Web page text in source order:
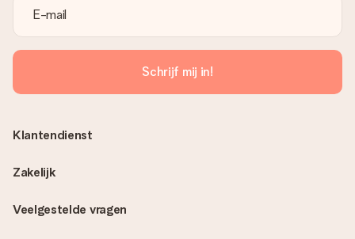
Schrijf mij in!
Veelgestelde vragen
Klantendienst
Zakelijk